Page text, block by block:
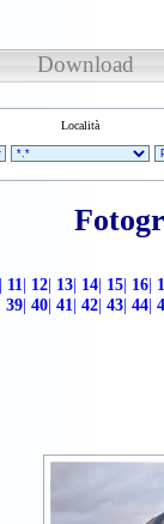
Download
Località
11 12 13 14 15 16
39| 40| 41| 42| 43| 44|